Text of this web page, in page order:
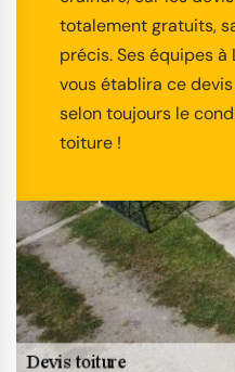
totalement gratuits,
précis. Ses équipes à
vous établira ce
selon toujours le
toiture !